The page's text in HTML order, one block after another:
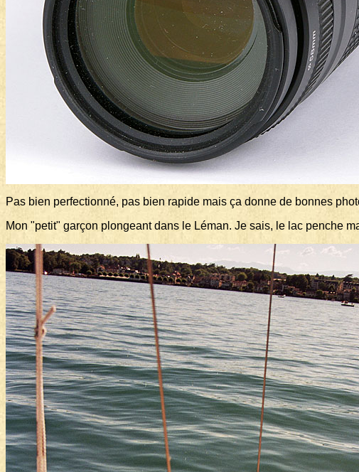
Pas bien perfectionné, pas bien rapide mais ça donne de bonnes
Mon "petit" garçon plongeant dans le Léman. Je sais, le lac penche